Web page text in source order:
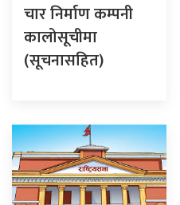
चार निर्माण कम्पनी
कालोसूचीमा
(सूचनासहित)